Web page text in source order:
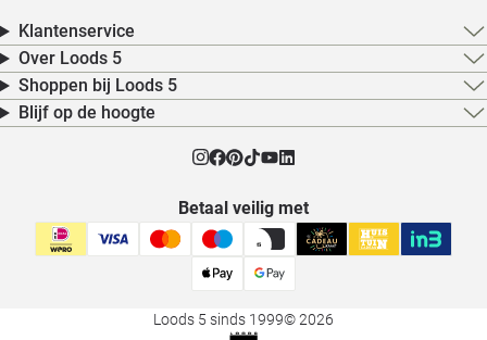
Klantenservice
Over Loods 5
Shoppen bij Loods 5
Blijf op de hoogte
Betaal veilig met
Loods 5 sinds 1999© 2026